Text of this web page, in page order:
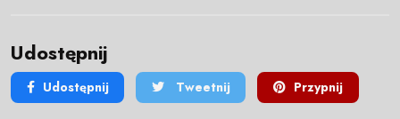
Udostępnij
Udostępnij Tweetnij Przypnij